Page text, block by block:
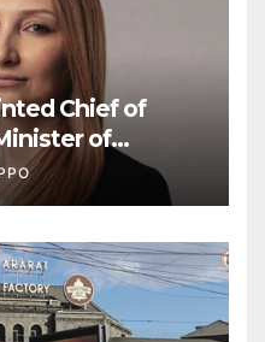
Chief of
of